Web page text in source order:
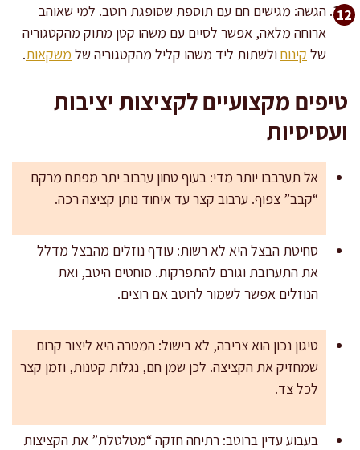
הגשה: מגישים חם עם תוספת שסופגת רוטב. למי שאוהב
ארוחה מלאה, אפשר לסיים עם משהו קטן מתוק מהקטגוריה
של קינוחולשתות ליד משהו קליל מהקטגוריה של משקאות.
טיפים מקצועיים לקציצות יציבות
ועסיסיות
אל תערבבו יותר מדי: בעוף טחון ערבוב יתר מפתח מרקם
“קבב” צפוף. ערבוב קצר עד איחוד נותן קציצה רכה.
סחיטת הבצל היא לא רשות: עודף נוזלים מהבצל מדלל
את התערובת וגורם להתפרקות. סוחטים היטב, ואת
הנוזלים אפשר לשמור לרוטב אם רוצים.
טיגון נכון הוא צריבה, לא בישול: המטרה היא ליצור קרום
שמחזיק את הקציצה. לכן שמן חם, נגלות קטנות, וזמן קצר
לכל צד.
בעבוע עדין ברוטב: רתיחה חזקה “מטלטלת” את הקציצות